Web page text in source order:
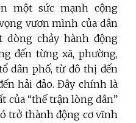
một sức mạnh cộng
vươn mình của dân
dòng chảy hành động
đến từng xã, phường,
dân phố, từ đô thị đến
hải đảo. Đây chính là
của “thế trận lòng dân”
trở thành động cơ vĩnh